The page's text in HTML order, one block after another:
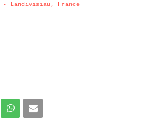
- Landivisiau, France